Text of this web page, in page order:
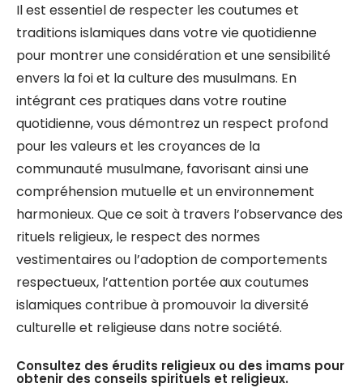
Il est essentiel de respecter les coutumes et
traditions islamiques dans votre vie quotidienne
pour montrer une considération et une sensibilité
envers la foi et la culture des musulmans. En
intégrant ces pratiques dans votre routine
quotidienne, vous démontrez un respect profond
pour les valeurs et les croyances de la
communauté musulmane, favorisant ainsi une
compréhension mutuelle et un environnement
harmonieux. Que ce soit à travers l’observance des
rituels religieux, le respect des normes
vestimentaires ou l’adoption de comportements
respectueux, l’attention portée aux coutumes
islamiques contribue à promouvoir la diversité
culturelle et religieuse dans notre société.
Consultez des érudits religieux ou des imams pour
obtenir des conseils spirituels et religieux.